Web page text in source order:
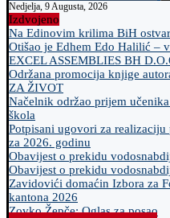
Nedjelja, 9 Augusta, 2026
Izdvojeno
Na Edinovim krilima BiH
Otišao je Edhem Edo Halilić –
EXCEL ASSEMBLIES BH
Održana promocija knjige
ZA ŽIVOT
Načelnik održao prijem
škola
Potpisani ugovori za realizaciju
za 2026. godinu
Obavijest o prekidu
Obavijest o prekidu
Zavidovići domaćin Izbora za
kantona 2026
Zovko Žepče: Oglas za posao